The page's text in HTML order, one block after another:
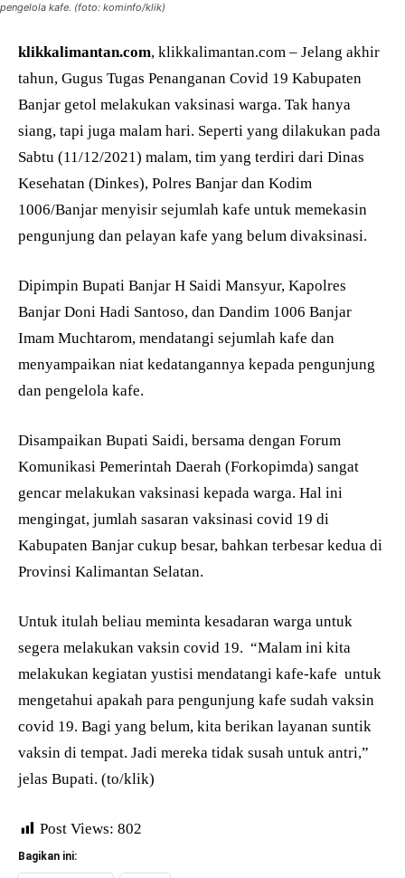
pengelola kafe. (foto: kominfo/klik)
klikkalimantan.com, klikkalimantan.com – Jelang akhir
tahun, Gugus Tugas Penanganan Covid 19 Kabupaten
Banjar getol melakukan vaksinasi warga. Tak hanya
siang, tapi juga malam hari. Seperti yang dilakukan pada
Sabtu (11/12/2021) malam, tim yang terdiri dari Dinas
Kesehatan (Dinkes), Polres Banjar dan Kodim
1006/Banjar menyisir sejumlah kafe untuk memekasin
pengunjung dan pelayan kafe yang belum divaksinasi.
Dipimpin Bupati Banjar H Saidi Mansyur, Kapolres
Banjar Doni Hadi Santoso, dan Dandim 1006 Banjar
Imam Muchtarom, mendatangi sejumlah kafe dan
menyampaikan niat kedatangannya kepada pengunjung
dan pengelola kafe.
Disampaikan Bupati Saidi, bersama dengan Forum
Komunikasi Pemerintah Daerah (Forkopimda) sangat
gencar melakukan vaksinasi kepada warga. Hal ini
mengingat, jumlah sasaran vaksinasi covid 19 di
Kabupaten Banjar cukup besar, bahkan terbesar kedua di
Provinsi Kalimantan Selatan.
Untuk itulah beliau meminta kesadaran warga untuk
segera melakukan vaksin covid 19. “Malam ini kita
melakukan kegiatan yustisi mendatangi kafe-kafe untuk
mengetahui apakah para pengunjung kafe sudah vaksin
covid 19. Bagi yang belum, kita berikan layanan suntik
vaksin di tempat. Jadi mereka tidak susah untuk antri,”
jelas Bupati. (to/klik)
Post Views: 802
Bagikan ini: